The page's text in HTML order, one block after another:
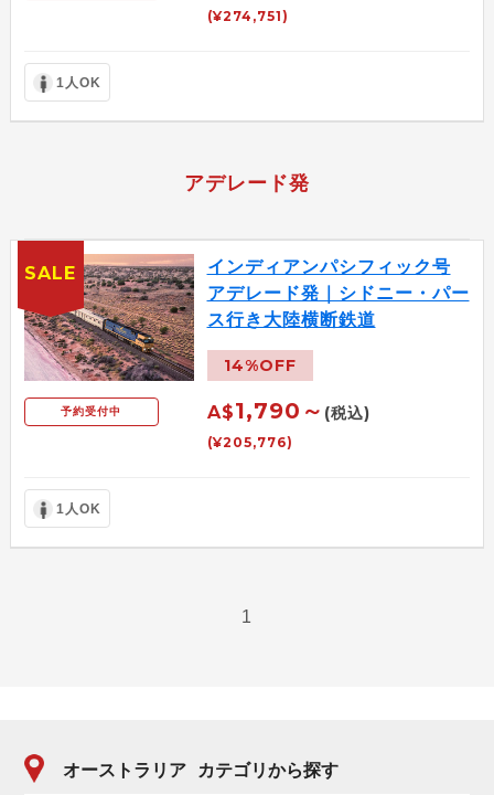
(¥274,751)
1人OK
アデレード発
予約受付中
インディアンパシフィック号
アデレード発｜シドニー・パー
ス行き大陸横断鉄道
14%OFF
A$1,790～ (税込)
(¥205,776)
1人OK
SALE
1
オーストラリア カテゴリから探す